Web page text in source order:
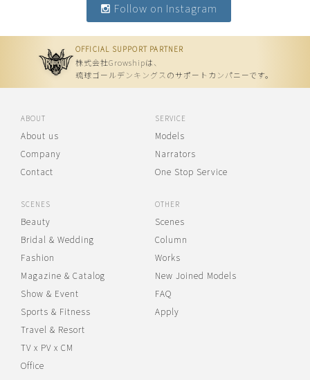
Follow on Instagram
OFFICIAL SUPPORT PARTNER
株式会社Growshipは、
琉球ゴールデンキングスのサポートカンパニーです。
ABOUT
About us
Company
Contact
SERVICE
Models
Narrators
One Stop Service
SCENES
Beauty
Bridal & Wedding
Fashion
Magazine & Catalog
Show & Event
Sports & Fitness
Travel & Resort
TV x PV x CM
Office
OTHER
Scenes
Column
Works
New Joined Models
FAQ
Apply